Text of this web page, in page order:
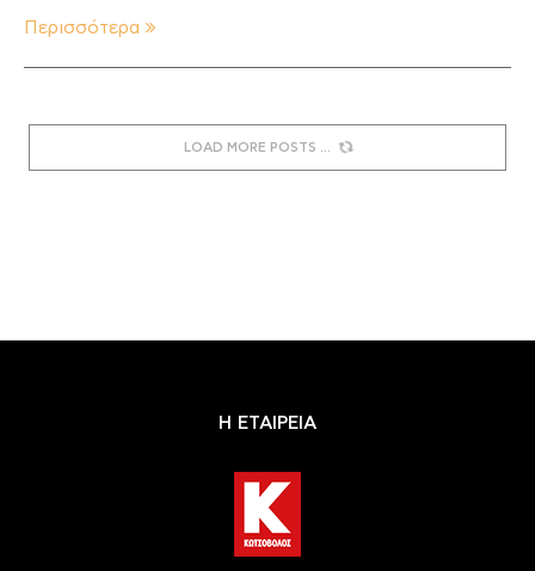
Περισσότερα
LOAD MORE POSTS
Η ΕΤΑΙΡΕΙΑ